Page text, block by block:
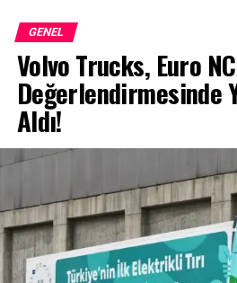
Alıcılara Göre Piyasa
Dönecek?
İkinci el otomobil piyasasının
GENEL
Volvo Trucks, Euro
Değerlendirmesinde
Aldı!